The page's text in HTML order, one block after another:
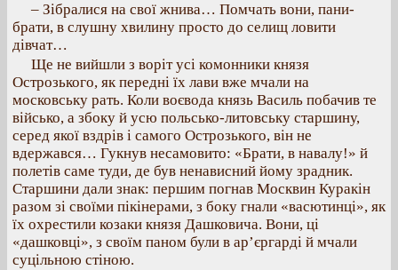
– Зібралися на свої жнива… Помчать вони, пани-
брати, в слушну хвилину просто до селищ ловити
дівчат…
Ще не вийшли з воріт усі комонники князя
Острозького, як передні їх лави вже мчали на
московську рать. Коли воєвода князь Василь побачив те
військо, а збоку й усю польсько-литовську старшину,
серед якої вздрів і самого Острозького, він не
вдержався… Гукнув несамовито: «Брати, в навалу!» й
полетів саме туди, де був ненависний йому зрадник.
Старшини дали знак: першим погнав Москвин Куракін
разом зі своїми пікінерами, з боку гнали «васютинці», як
їх охрестили козаки князя Дашковича. Вони, ці
«дашковці», з своїм паном були в ар’єргарді й мчали
суцільною стіною.